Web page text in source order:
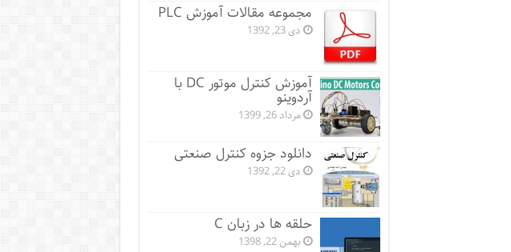
مجموعه مقالات آموزش PLC
دی 23, 1392
آموزش کنترل موتور DC با
آردوینو
مرداد 26, 1399
دانلود جزوه کنترل صنعتی
دی 22, 1392
حلقه ها در زبان C
بهمن 22, 1398